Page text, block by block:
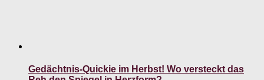
Gedächtnis-Quickie im Herbst! Wo versteckt das